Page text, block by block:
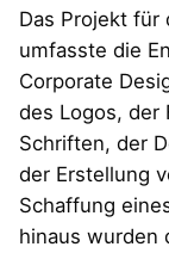
Das Projekt für
umfasste die
Corporate
des Logos, der
Schriften, der
der Erstellung
Schaffung
hinaus wurden